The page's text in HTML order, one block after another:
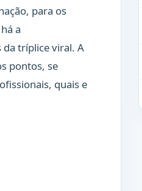
para os
a
da tríplice viral. A
pontos, se
quais e